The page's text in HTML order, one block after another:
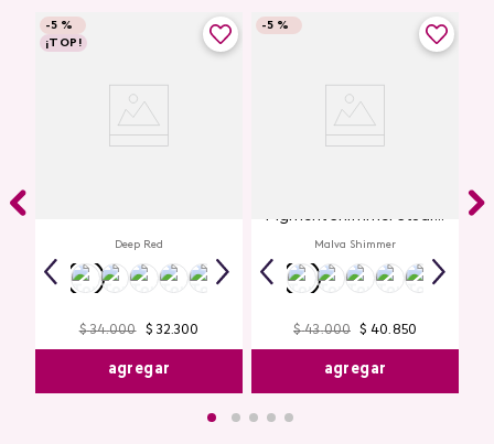
-5 %
¡TOP!
Deep Red
$ 34.000 $ 32.300
agregar
-5 %
Pigment Shimmer Studio
Look
Malva Shimmer
$ 43.000 $ 40. 850
agregar